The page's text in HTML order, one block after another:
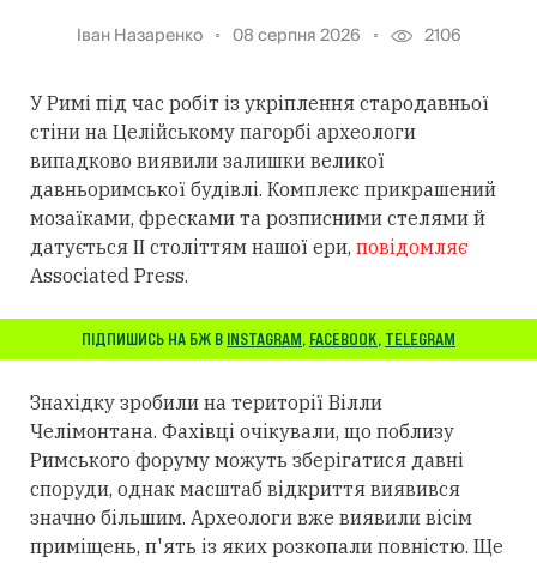
Іван Назаренко 08 серпня 2026 2106
У Римі під час робіт із укріплення стародавньої
стіни на Целійському пагорбі археологи
випадково виявили залишки великої
давньоримської будівлі. Комплекс прикрашений
мозаїками, фресками та розписними стелями й
датується II століттям нашої ери, повідомляє
Associated Press.
ПІДПИШИСЬ НА БЖ В INSTAGRAM, FACEBOOK, TELEGRAM
Знахідку зробили на території Вілли
Челімонтана. Фахівці очікували, що поблизу
Римського форуму можуть зберігатися давні
споруди, однак масштаб відкриття виявився
значно більшим. Археологи вже виявили вісім
приміщень, п'ять із яких розкопали повністю. Ще